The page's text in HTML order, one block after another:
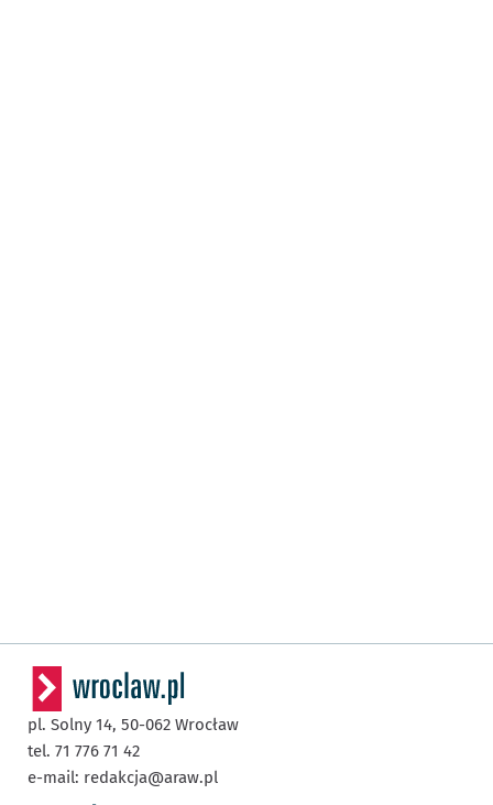
pl. Solny 14, 50-062 Wrocław
tel. 71 776 71 42
e-mail: redakcja@araw.pl